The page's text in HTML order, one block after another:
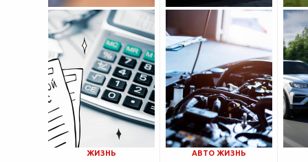
ЖИЗНЬ АВТО ЖИЗНЬ